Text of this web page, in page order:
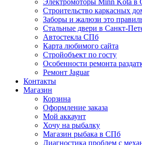
Строительство каркасных
Заборы и жалюзи это
Стальные двери в Санкт-
Автостекла СПб
Карта любимого сайта
Стройобъект по госту
Особенности ремонта
Ремонт Jaguar
Контакты
Магазин
Корзина
Оформление заказа
Мой аккаунт
Хочу на рыбалку
Магазин рыбака в СПб
Диагностика проблем с